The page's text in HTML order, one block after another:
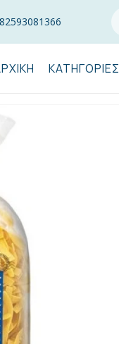
2593081366
ΚΑΤΗΓΟΡΊΕΣ